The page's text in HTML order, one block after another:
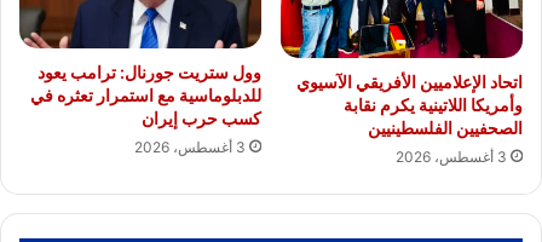
اتحاد الإعلاميين الأفريقي الآسيوي
وأمريكا اللاتينية يكرم نقابة
الصحفيين الفلسطينيين
3 أغسطس، 2026
وول ستريت جورنال: ترامب يعود
للدبلوماسية مع استمرار تعثره في
كسب حرب إيران
3 أغسطس، 2026